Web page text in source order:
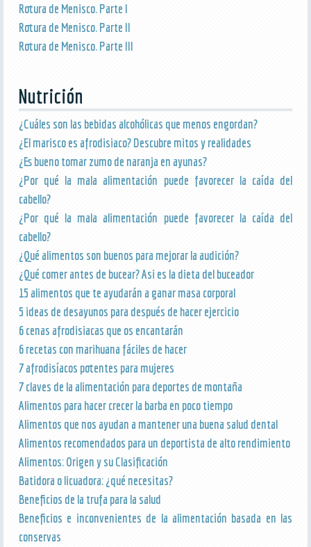
Rotura de Menisco. Parte I
Rotura de Menisco. Parte II
Rotura de Menisco. Parte III
Nutrición
¿Cuáles son las bebidas alcohólicas que menos engordan?
¿El marisco es afrodisiaco? Descubre mitos y realidades
¿Es bueno tomar zumo de naranja en ayunas?
¿Por qué la mala alimentación puede favorecer la caída del
cabello?
¿Por qué la mala alimentación puede favorecer la caída del
cabello?
¿Qué alimentos son buenos para mejorar la audición?
¿Qué comer antes de bucear? Asi es la dieta del buceador
15 alimentos que te ayudarán a ganar masa corporal
5 ideas de desayunos para después de hacer ejercicio
6 cenas afrodisiacas que os encantarán
6 recetas con marihuana fáciles de hacer
7 afrodisíacos potentes para mujeres
7 claves de la alimentación para deportes de montaña
Alimentos para hacer crecer la barba en poco tiempo
Alimentos que nos ayudan a mantener una buena salud dental
Alimentos recomendados para un deportista de alto rendimiento
Alimentos: Origen y su Clasificación
Batidora o licuadora: ¿qué necesitas?
Beneficios de la trufa para la salud
Beneficios e inconvenientes de la alimentación basada en las
conservas